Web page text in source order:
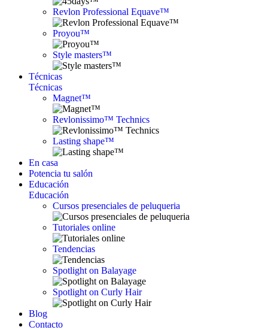
Revlon Professional Equave™
Proyou™
Style masters™
Técnicas
Técnicas
Magnet™
Revlonissimo™ Technics
Lasting shape™
En casa
Potencia tu salón
Educación
Educación
Cursos presenciales de peluqueria
Tutoriales online
Tendencias
Spotlight on Balayage
Spotlight on Curly Hair
Blog
Contacto